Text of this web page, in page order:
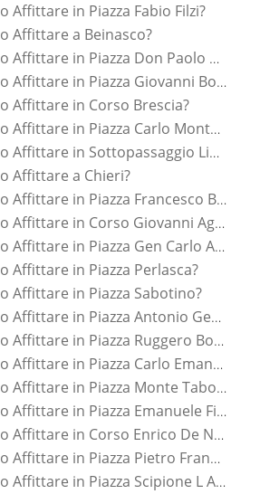
Affittare in Piazza Fabio Filzi?
Affittare a Beinasco?
Vendere o Affittare in Piazza Don Paolo Albera?
Vendere o Affittare in Piazza Giovanni Bottesini?
Affittare in Corso Brescia?
Vendere o Affittare in Piazza Carlo Montanari?
Vendere o Affittare in Sottopassaggio Lingotto?
Affittare a Chieri?
Vendere o Affittare in Piazza Francesco Borromini?
Vendere o Affittare in Corso Giovanni Agnelli?
Vendere o Affittare in Piazza Gen Carlo Alberto Dalla Chiesa?
Affittare in Piazza Perlasca?
Affittare in Piazza Sabotino?
Vendere o Affittare in Piazza Antonio Generale Baldissera?
Vendere o Affittare in Piazza Ruggero Bonghi?
Vendere o Affittare in Piazza Carlo Emanuele Ii?
Vendere o Affittare in Piazza Monte Tabor?
Vendere o Affittare in Piazza Emanuele Filiberto?
Vendere o Affittare in Corso Enrico De Nicola?
Vendere o Affittare in Piazza Pietro Francesco Guala?
Vendere o Affittare in Piazza Scipione L Africano?